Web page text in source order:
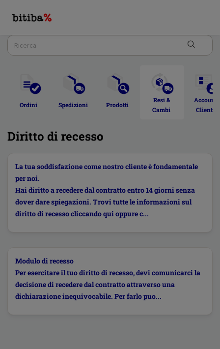
Ordini Spedizioni Prodotti
Resi &
Cambi
Account
Cliente
Diritto di recesso
La tua soddisfazione come nostro cliente è fondamentale
per noi.
Hai diritto a recedere dal contratto entro 14 giorni senza
dover dare spiegazioni. Trovi tutte le informazioni sul
diritto di recesso cliccando qui oppure c...
Modulo di recesso
Per esercitare il tuo diritto di recesso, devi comunicarci la
decisione di recedere dal contratto attraverso una
dichiarazione inequivocabile. Per farlo puo...